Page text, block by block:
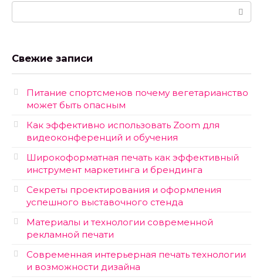
Свежие записи
Питание спортсменов почему вегетарианство
может быть опасным
Как эффективно использовать Zoom для
видеоконференций и обучения
Широкоформатная печать как эффективный
инструмент маркетинга и брендинга
Секреты проектирования и оформления
успешного выставочного стенда
Материалы и технологии современной
рекламной печати
Современная интерьерная печать технологии
и возможности дизайна